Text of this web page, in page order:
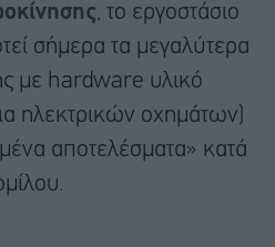
, το εργοστάσιο
σήμερα τα μεγαλύτερα
με hardware υλικό
ηλεκτρικών οχημάτων)
αποτελέσματα» κατά